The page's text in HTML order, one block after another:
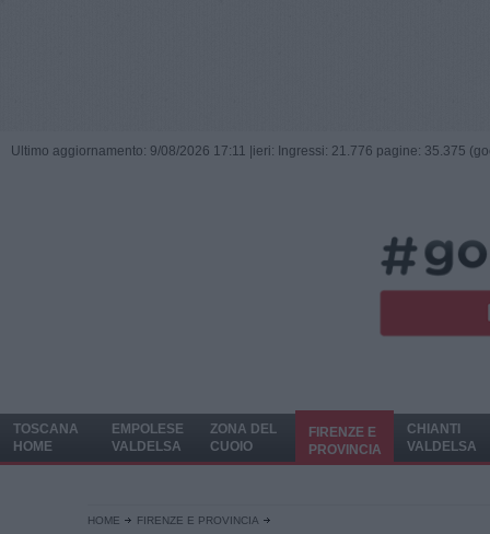
Ultimo aggiornamento: 9/08/2026 17:11 | ieri: Ingressi: 21.776 pagine: 35.375
TOSCANA
HOME
EMPOLESE
VALDELSA
ZONA DEL
CUOIO
FIRENZE E
PROVINCIA
CHIANTI
VALDELSA
HOME FIRENZE E PROVINCIA